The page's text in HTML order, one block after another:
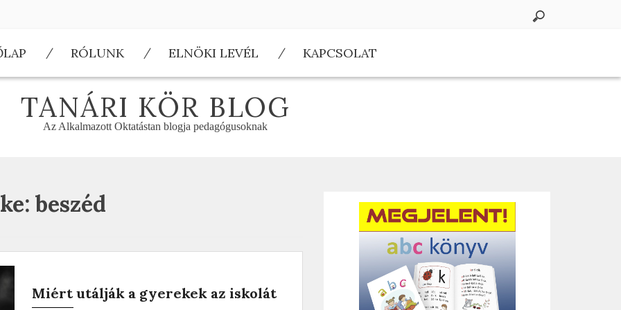
RÓLUNK ELNÖKI LEVÉL KAPCSOLAT
TANÁRI KÖR BLOG
Az Alkalmazott Oktatástan blogja pedagógusoknak
beszéd
Miért utálják a gyerekek az iskolát